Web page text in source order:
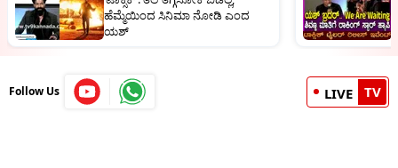
ಹೆಮ್ಮೆಯಿಂದ ಸಿನಿಮಾ ನೋಡಿ ಎಂದ
ಯಶ್
Follow Us LIVE TV